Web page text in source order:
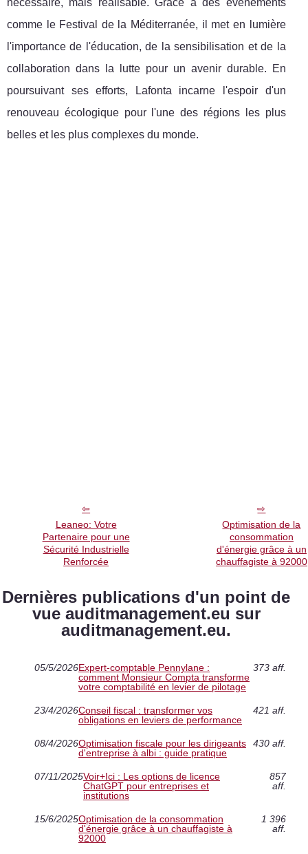
comme le Festival de la Méditerranée, il met en lumière
l'importance de l'éducation, de la sensibilisation et de la
collaboration dans la lutte pour un avenir durable. En
poursuivant ses efforts, Lafonta incarne l'espoir d'un
renouveau écologique pour l'une des régions les plus
belles et les plus complexes du monde.
Leaneo: Votre
Partenaire pour une
Sécurité Industrielle
Renforcée
Optimisation de la
consommation
d'énergie grâce à un
chauffagiste à 92000
Dernières publications d'un point de
vue auditmanagement.eu sur
auditmanagement.eu.
05/5/2026Expert-comptable Pennylane :
comment Monsieur Compta transforme
votre comptabilité en levier de pilotage
373 aff.
23/4/2026Conseil fiscal : transformer vos
obligations en leviers de performance
421 aff.
08/4/2026Optimisation fiscale pour les dirigeants
d'entreprise à albi : guide pratique
430 aff.
07/11/2025Voir+Ici : Les options de licence
ChatGPT pour entreprises et
institutions
857
aff.
15/6/2025Optimisation de la consommation
d'énergie grâce à un chauffagiste à
92000
1 396
aff.